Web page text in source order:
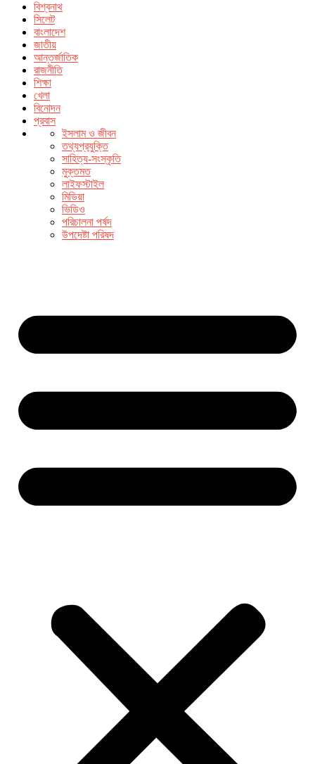
বিশ্বনাথ
সিলেট
বাংলাদেশ
জাতীয়
আন্তর্জাতিক
রাজনীতি
শিক্ষা
খেলা
বিনোদন
প্রবাস
ইসলাম ও জীবন
তথ্যপ্রযুক্তি
সাহিত্য-সংস্কৃতি
মুক্তমত
লাইফস্টাইল
মিডিয়া
ভিডিও
পরিচালনা পর্ষদ
উপদেষ্টা পরিষদ